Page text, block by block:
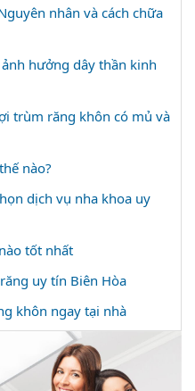
nhân và cách chữa
hưởng dây thần kinh
trùm răng khôn có mủ và
nào?
dịch vụ nha khoa uy
tốt nhất
uy tín Biên Hòa
khôn ngay tại nhà